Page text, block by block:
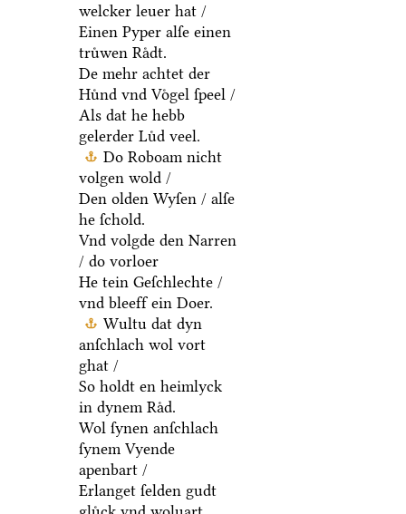
welcker leuer hat /
Einen Pyper alſe einen
truͤwen Raͤdt.
De mehr achtet der
Huͤnd vnd Voͤgel ſpeel /
Als dat he hebb
gelerder Luͤd veel.
Do Roboam nicht
volgen wold /
Den olden Wyſen / alſe
he ſchold.
Vnd volgde den Narren
/ do vorloer
He tein Geſchlechte /
vnd bleeff ein Doer.
Wultu dat dyn
anſchlach wol vort
ghat /
So holdt en heimlyck
in dynem Raͤd.
Wol ſynen anſchlach
ſynem Vyende
apenbart /
Erlanget ſelden gudt